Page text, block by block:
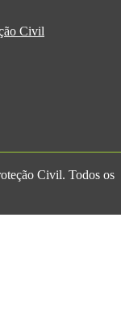
Civil
Civil. Todos os